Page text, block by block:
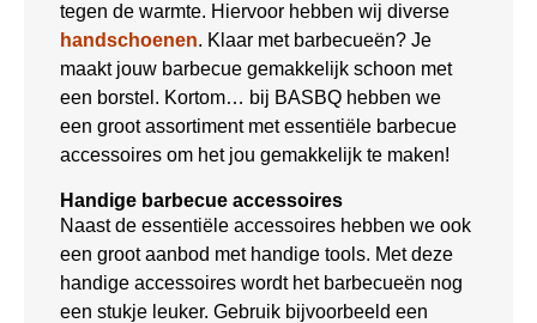
tegen de warmte. Hiervoor hebben wij diverse
handschoenen. Klaar met barbecueën? Je
maakt jouw barbecue gemakkelijk schoon met
een borstel. Kortom… bij BASBQ hebben we
een groot assortiment met essentiële barbecue
accessoires om het jou gemakkelijk te maken!
Handige barbecue accessoires
Naast de essentiële accessoires hebben we ook
een groot aanbod met handige tools. Met deze
handige accessoires wordt het barbecueën nog
een stukje leuker. Gebruik bijvoorbeeld een